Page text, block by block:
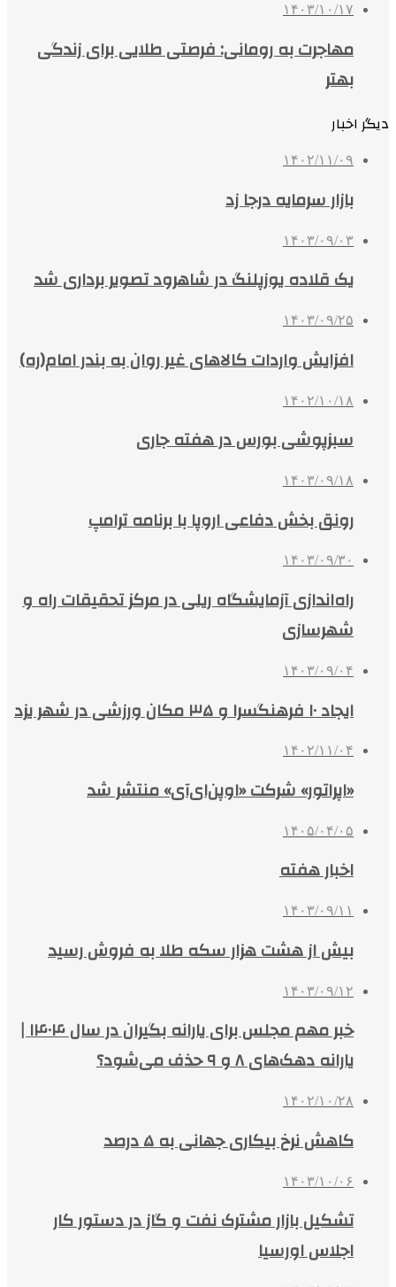
۱۴۰۳/۱۰/۱۷
مهاجرت به رومانی: فرصتی طلایی برای زندگی
بهتر
دیگر اخبار
۱۴۰۲/۱۱/۰۹
بازار سرمایه درجا زد
۱۴۰۳/۰۹/۰۳
یک قلاده یوزپلنگ در شاهرود تصویر برداری شد
۱۴۰۳/۰۹/۲۵
افزایش واردات کالاهای غیر روان به بندر امام(ره)
۱۴۰۲/۱۰/۱۸
سبزپوشی بورس در هفته جاری
۱۴۰۳/۰۹/۱۸
رونق بخش دفاعی اروپا با برنامه ترامپ
۱۴۰۳/۰۹/۳۰
راه‌اندازی آزمایشگاه ریلی در مرکز تحقیقات راه و
شهرسازی
۱۴۰۳/۰۹/۰۴
ایجاد ۱۰ فرهنگسرا و ۳۵ مکان ورزشی در شهر یزد
۱۴۰۲/۱۱/۰۴
«اپراتور» شرکت «اوپن‌ای‌آی» منتشر شد
۱۴۰۵/۰۴/۰۵
اخبار هفته
۱۴۰۳/۰۹/۱۱
بیش از هشت هزار سکه طلا به فروش رسید
۱۴۰۳/۰۹/۱۲
خبر مهم مجلس برای یارانه بگیران در سال ۱۴۰۴ |
یارانه دهک‌های ۸ و ۹ حذف می‌شود؟
۱۴۰۲/۱۰/۲۸
کاهش نرخ بیکاری جهانی به ۵ درصد
۱۴۰۳/۱۰/۰۶
تشکیل بازار مشترک نفت و گاز در دستور کار
اجلاس اورسیا